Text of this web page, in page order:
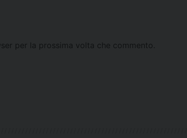
per la prossima volta che commento.